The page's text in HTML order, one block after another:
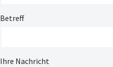
Betreff
Ihre Nachricht